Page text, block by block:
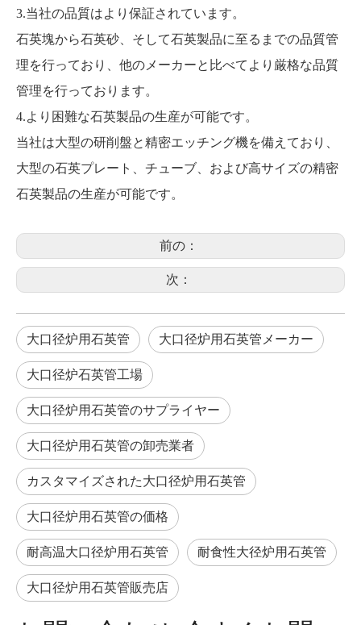
3.当社の品質はより保証されています。
石英塊から石英砂、そして石英製品に至るまでの品質管
理を行っており、他のメーカーと比べてより厳格な品質
管理を行っております。
4.より困難な石英製品の生産が可能です。
当社は大型の研削盤と精密エッチング機を備えており、
大型の石英プレート、チューブ、および高サイズの精密
石英製品の生産が可能です。
前の：
次：
大口径炉用石英管 大口径炉用石英管メーカー
大口径炉石英管工場
大口径炉用石英管のサプライヤー
大口径炉用石英管の卸売業者
カスタマイズされた大口径炉用石英管
大口径炉用石英管の価格
耐高温大口径炉用石英管 耐食性大径炉用石英管
大口径炉用石英管販売店